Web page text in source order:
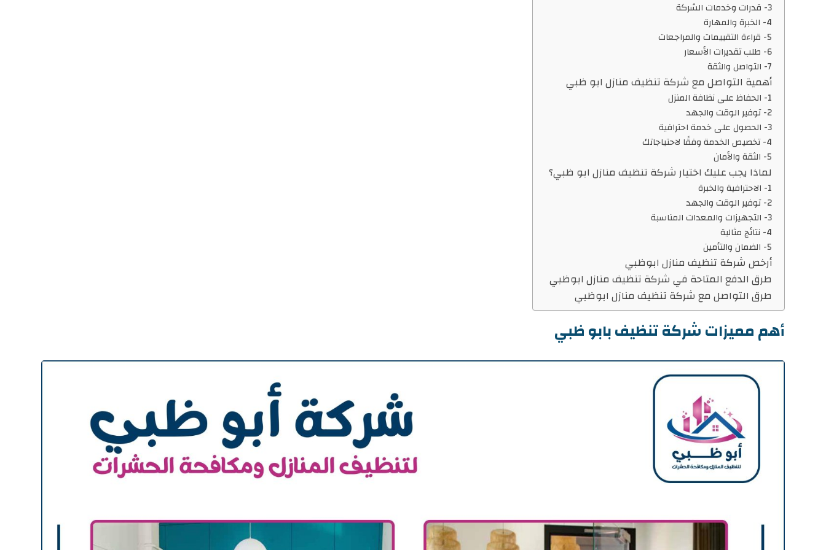
3- قدرات وخدمات الشركة
4- الخبرة والمهارة
5- قراءة التقييمات والمراجعات
6- طلب تقديرات الأسعار
7- التواصل والثقة
أهمية التواصل مع شركة تنظيف منازل ابو ظبي
1- الحفاظ على نظافة المنزل
2- توفير الوقت والجهد
3- الحصول على خدمة احترافية
4- تخصيص الخدمة وفقًا لاحتياجاتك
5- الثقة والأمان
لماذا يجب عليك اختيار شركة تنظيف منازل ابو ظبي؟
1- الاحترافية والخبرة
2- توفير الوقت والجهد
3- التجهيزات والمعدات المناسبة
4- نتائج مثالية
5- الضمان والتأمين
أرخص شركة تنظيف منازل ابوظبي
طرق الدفع المتاحة في شركة تنظيف منازل ابوظبي
طرق التواصل مع شركة تنظيف منازل ابوظبي
أهم مميزات شركة تنظيف بابو ظبي